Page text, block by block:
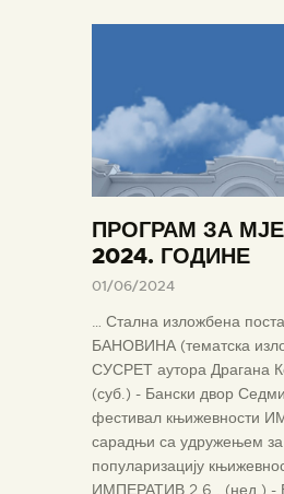
ПРОГРАМ ЗА
2024. ГОДИНЕ
01/06/2024
… Стална изложбена
БАНОВИНА (тематска
СУСРЕТ аутора Драгана
(суб.) - Бански двор
фестивал књижевности
сарадњи са удружењем за
популаризацију
ИМПЕРАТИВ 2.6 . (нед.) -